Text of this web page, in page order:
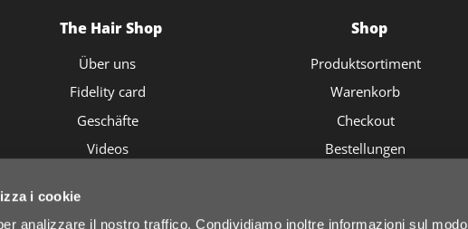
i cookie
analizzare il nostro traffico. Condividiamo inoltre informazioni sul modo
The Hair Shop
Über uns
Fidelity card
Geschäfte
Videos
Shop
Produktsortiment
Warenkorb
Checkout
Bestellungen